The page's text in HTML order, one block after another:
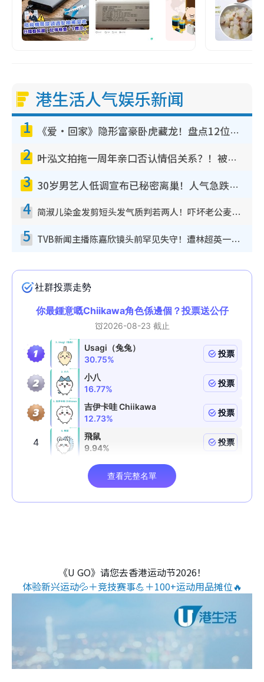
港生活人气娱乐新闻
1 《爱·回家》隐形富豪卧虎藏龙！盘点12位财气逼人的有钱艺人：这位美女3亿身家不愁做
2 叶泓文拍拖一周年亲口否认情侣关系？！被质疑感情造假竟称GM“普通同事”
3 30岁男艺人低调宣布已秘密离巢！人气急跌变失踪人口：“这几年过得并不容易”
4 简淑儿染金发剪短头发气质判若两人！吓坏老公麦大力都认不出：“你做什么？”
5 TVB新闻主播陈嘉欣镜头前罕见失守！遭林超英一句话突袭吓坏当场大笑
《U GO》请您去香港运动节2026！
体验新兴运动💦＋竞技赛事💪＋100+运动用品摊位🔥